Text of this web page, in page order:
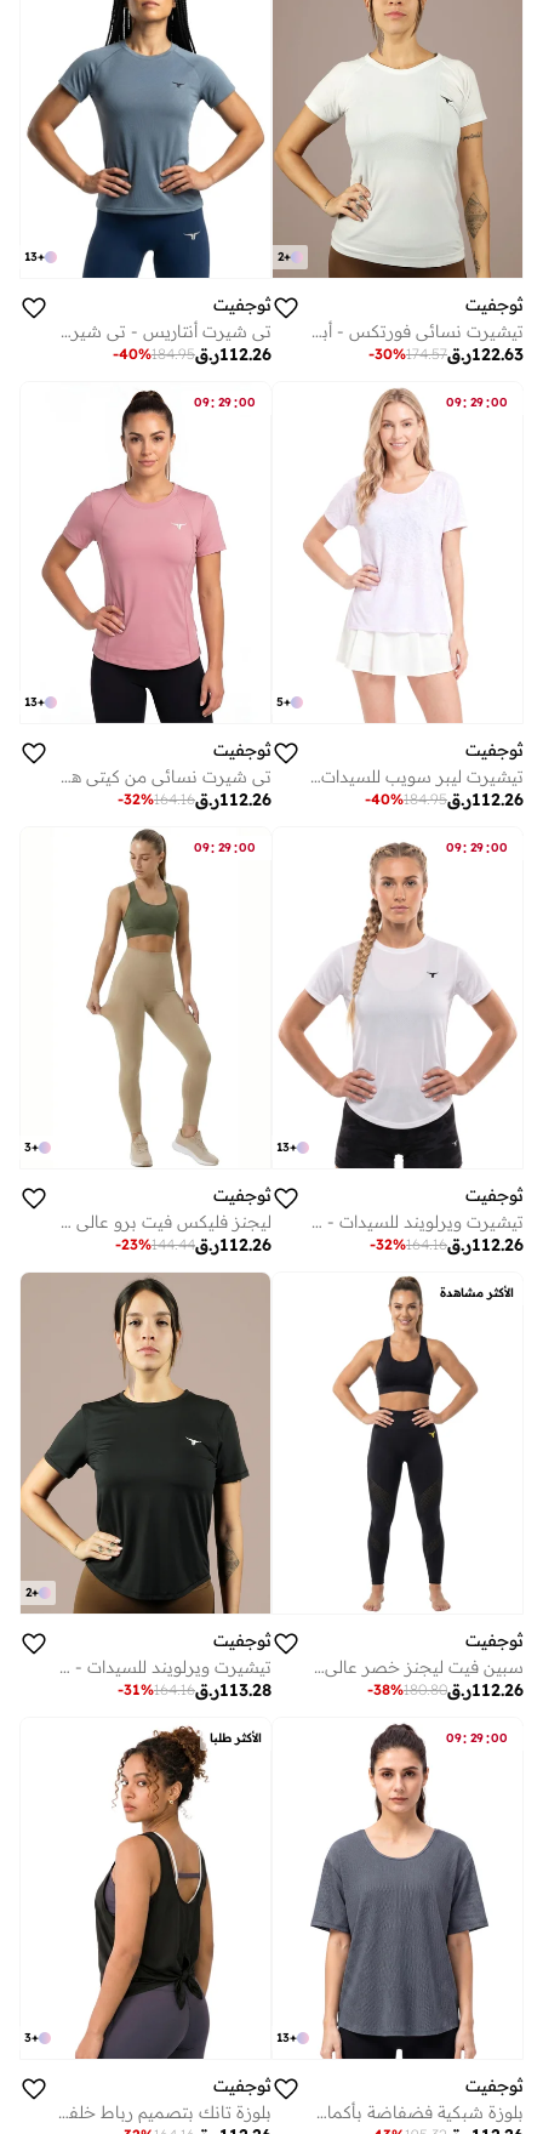
+
2
ثوجفيت
تيشيرت نسائي فورتكس - أبيض
ر.ق122.63
174.57
-30%
+
13
ثوجفيت
تي شيرت أنتاريس - تي شيرت نسائي - أزرق رمادي
ر.ق112.26
184.95
-40%
09: 29:00
+
5
ثوجفيت
تيشيرت ليبر سويب للسيدات من ثاج فيت
ر.ق112.26
184.95
-40%
09: 29:00
+
13
ثوجفيت
تي شيرت نسائي من كيتي هوك - وردي
ر.ق112.26
164.16
-32%
09: 29:00
+
13
ثوجفيت
تيشيرت ويرلويند للسيدات - أبيض
ر.ق112.26
164.16
-32%
09: 29:00
+
3
ثوجفيت
ليجنز فليكس فيت برو عالي الأداء - خوخي
ر.ق112.26
144.44
-23%
الأكثر مشاهدة
ثوجفيت
سبين فيت ليجنز خصر عالي - أسود
ر.ق112.26
180.80
-38%
+
2
ثوجفيت
تيشيرت ويرلويند للسيدات - أسود
ر.ق113.28
164.16
-31%
09: 29:00
+
13
ثوجفيت
بلوزة شبكية فضفاضة بأكمام قصيرة - رمادي
الأكثر طلبا
+
3
ثوجفيت
بلوزة تانك بتصميم رباط خلفي - أسود